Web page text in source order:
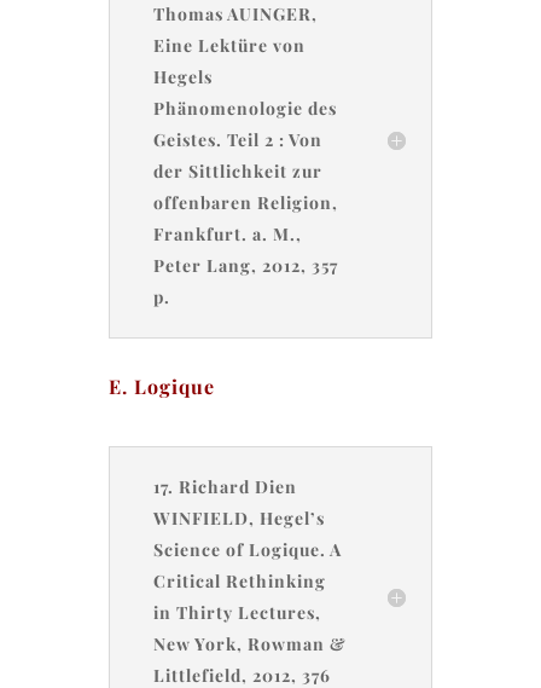
Thomas AUINGER,
Eine Lektüre von
Hegels
Phänomenologie des
Geistes. Teil 2 : Von
der Sittlichkeit zur
offenbaren Religion,
Frankfurt. a. M.,
Peter Lang, 2012, 357
p.
E. Logique
17. Richard Dien
WINFIELD, Hegel’s
Science of Logique. A
Critical Rethinking
in Thirty Lectures,
New York, Rowman &
Littlefield, 2012, 376